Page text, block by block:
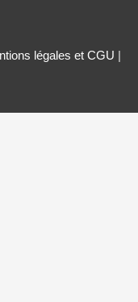
légales et CGU